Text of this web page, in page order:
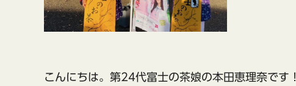
こんにちは。第24代富士の茶娘の本田恵理奈です！